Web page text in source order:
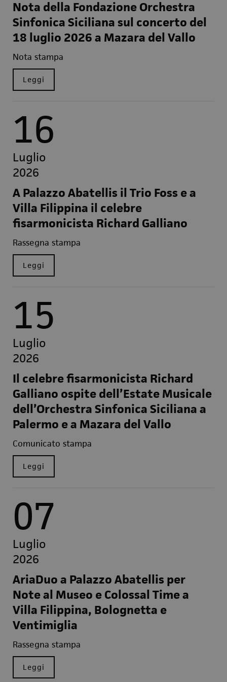
Nota della Fondazione Orchestra
Sinfonica Siciliana sul concerto del
18 luglio 2026 a Mazara del Vallo
Nota stampa
Leggi
16
Luglio
2026
A Palazzo Abatellis il Trio Foss e a
Villa Filippina il celebre
fisarmonicista Richard Galliano
Rassegna stampa
Leggi
15
Luglio
2026
Il celebre fisarmonicista Richard
Galliano ospite dell’Estate Musicale
dell’Orchestra Sinfonica Siciliana a
Palermo e a Mazara del Vallo
Comunicato stampa
Leggi
07
Luglio
2026
AriaDuo a Palazzo Abatellis per
Note al Museo e Colossal Time a
Villa Filippina, Bolognetta e
Ventimiglia
Rassegna stampa
Leggi